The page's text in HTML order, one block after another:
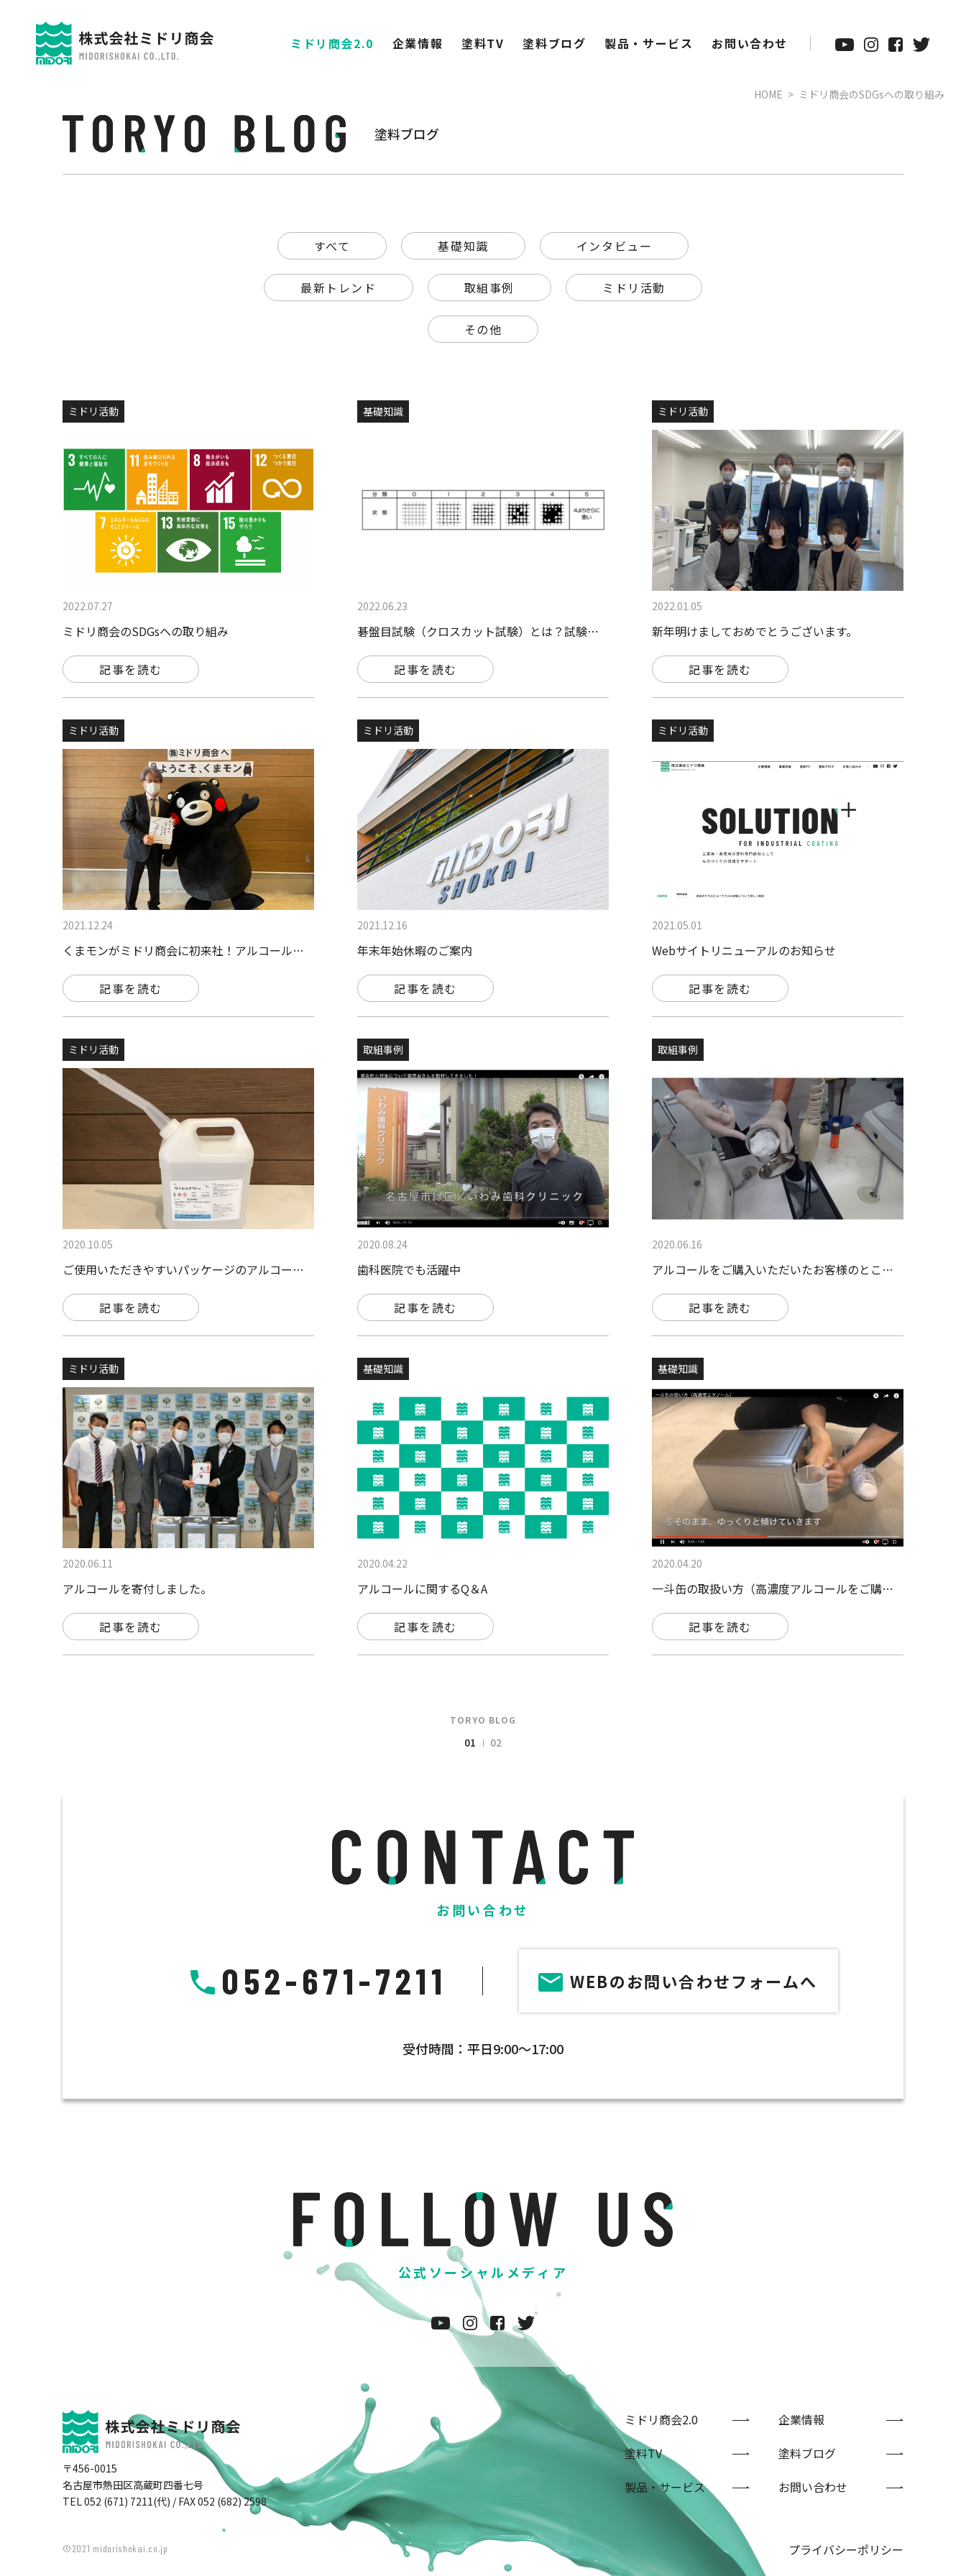
ミドリ商会2.0 企業情報 塗料TV 塗料ブログ 製品・サービス お問い合わせ
HOME ミドリ商会のSDGsへの取り組み
塗料ブログ
すべて 基礎知識 インタビュー
最新トレンド 取組事例 ミドリ活動
その他
ミドリ活動
2022.07.27
ミドリ商会のSDGsへの取り組み
記事を読む
基礎知識
2022.06.23
碁盤目試験（クロスカット試験）とは？試験…
記事を読む
ミドリ活動
2022.01.05
新年明けましておめでとうございます。
記事を読む
ミドリ活動
2021.12.24
くまモンがミドリ商会に初来社！アルコール…
記事を読む
ミドリ活動
2021.12.16
年末年始休暇のご案内
記事を読む
ミドリ活動
2021.05.01
Webサイトリニューアルのお知らせ
記事を読む
ミドリ活動
2020.10.05
ご使用いただきやすいパッケージのアルコー…
記事を読む
取組事例
2020.08.24
歯科医院でも活躍中
記事を読む
取組事例
2020.06.16
アルコールをご購入いただいたお客様のとこ…
記事を読む
ミドリ活動
2020.06.11
アルコールを寄付しました。
記事を読む
基礎知識
2020.04.22
アルコールに関するQ＆A
記事を読む
基礎知識
2020.04.20
一斗缶の取扱い方（高濃度アルコールをご購…
記事を読む
TORYO BLOG
01 02
お問い合わせ
052-671-7211 WEBのお問い合わせフォームへ
受付時間：平日9:00～17:00
公式ソーシャルメディア
〒456-0015
名古屋市熱田区高蔵町四番七号
TEL 052 (671) 7211(代) / FAX 052 (682) 2598
ミドリ商会2.0
企業情報
塗料TV
塗料ブログ
製品・サービス
お問い合わせ
プライバシーポリシー
©2021 midorishokai.co.jp